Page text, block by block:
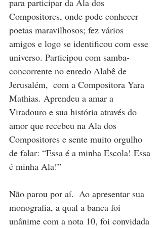
para participar da Ala dos
Compositores, onde pode conhecer
poetas maravilhosos; fez vários
amigos e logo se identificou com esse
universo. Participou com samba-
concorrente no enredo Alabê de
Jerusalém,  com a Compositora Yara
Mathias. Aprendeu a amar a
Viradouro e sua história através do
amor que recebeu na Ala dos
Compositores e sente muito orgulho
de falar: “Essa é a minha Escola! Essa
é minha Ala!”
Não parou por aí.  Ao apresentar sua
monografia, a qual a banca foi
unânime com a nota 10, foi convidada